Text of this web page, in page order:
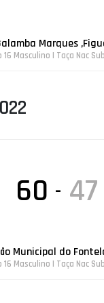
Marques
16 Masculino | Taça Nac
60 - 47
Municipal do
16 Masculino | Taça Nac